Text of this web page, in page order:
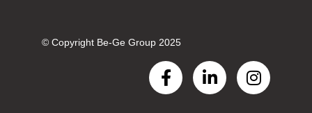
© Copyright Be-Ge Group 2025